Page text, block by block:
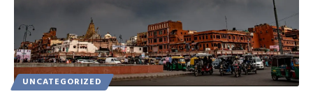
UNCATEGORIZED